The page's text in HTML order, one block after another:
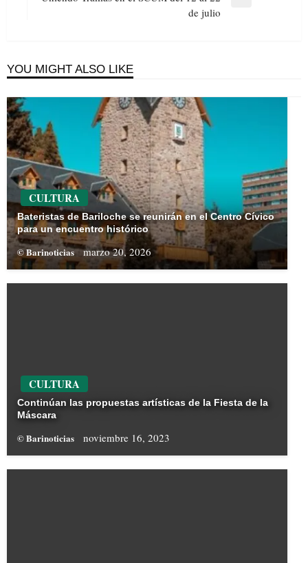
Next
de julio
YOU MIGHT ALSO LIKE
CULTURA
Bateristas de Bariloche se reunirán en el Centro Cívico
para un encuentro histórico
© Barinoticias marzo 20, 2026
CULTURA
Continúan las propuestas artísticas de la Fiesta de la
Máscara
© Barinoticias noviembre 16, 2023